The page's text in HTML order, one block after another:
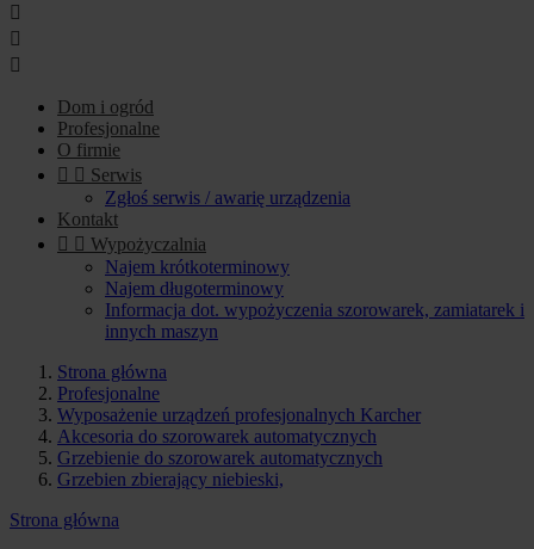



Dom i ogród
Profesjonalne
O firmie
  Serwis
Zgłoś serwis / awarię urządzenia
Kontakt
  Wypożyczalnia
Najem krótkoterminowy
Najem długoterminowy
Informacja dot. wypożyczenia szorowarek, zamiatarek i
innych maszyn
Strona główna
Profesjonalne
Wyposażenie urządzeń profesjonalnych Karcher
Akcesoria do szorowarek automatycznych
Grzebienie do szorowarek automatycznych
Grzebien zbierający niebieski,
Strona główna